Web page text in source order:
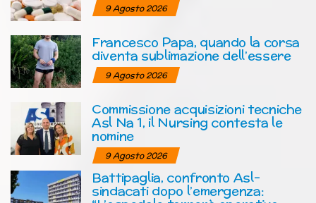
9 Agosto 2026
Francesco Papa, quando la corsa
diventa sublimazione dell’essere
9 Agosto 2026
Commissione acquisizioni tecniche
Asl Na 1, il Nursing contesta le
nomine
9 Agosto 2026
Battipaglia, confronto Asl-
sindacati dopo l’emergenza: